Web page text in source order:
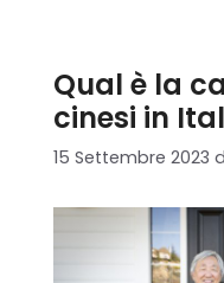
Qual è la
cinesi in
15 Settembre 2023